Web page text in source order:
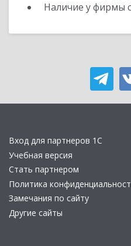
Наличие у фирмы
Вход для партнеров 1С
Учебная версия
Стать партнером
Политика
Замечания по сайту
Другие сайты